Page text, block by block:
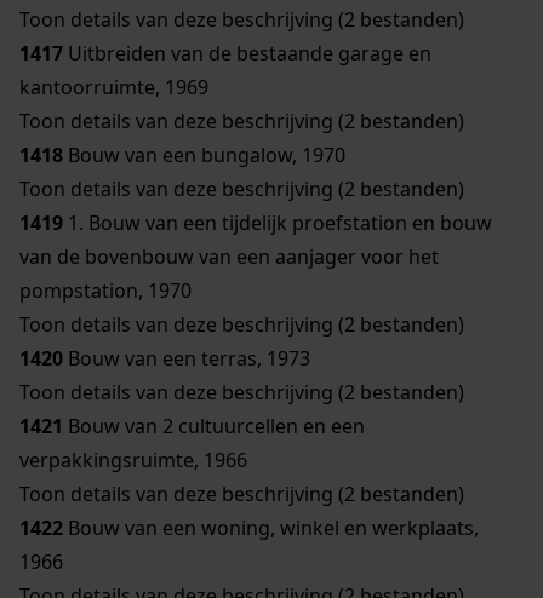
Toon details van deze beschrijving (2 bestanden)
1417 Uitbreiden van de bestaande garage en
kantoorruimte, 1969
Toon details van deze beschrijving (2 bestanden)
1418 Bouw van een bungalow, 1970
Toon details van deze beschrijving (2 bestanden)
1419 1. Bouw van een tijdelijk proefstation en bouw
van de bovenbouw van een aanjager voor het
pompstation, 1970
Toon details van deze beschrijving (2 bestanden)
1420 Bouw van een terras, 1973
Toon details van deze beschrijving (2 bestanden)
1421 Bouw van 2 cultuurcellen en een
verpakkingsruimte, 1966
Toon details van deze beschrijving (2 bestanden)
1422 Bouw van een woning, winkel en werkplaats,
1966